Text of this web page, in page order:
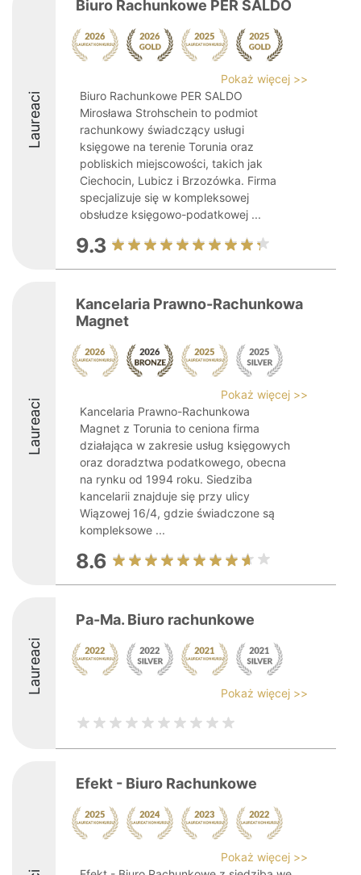
Laureaci
Biuro Rachunkowe PER SALDO
Pokaż więcej >>
Biuro Rachunkowe PER SALDO
Mirosława Strohschein to podmiot
rachunkowy świadczący usługi
księgowe na terenie Torunia oraz
pobliskich miejscowości, takich jak
Ciechocin, Lubicz i Brzozówka. Firma
specjalizuje się w kompleksowej
obsłudze księgowo-podatkowej ...
9.3
Laureaci
Kancelaria Prawno-Rachunkowa
Magnet
Pokaż więcej >>
Kancelaria Prawno-Rachunkowa
Magnet z Torunia to ceniona firma
działająca w zakresie usług księgowych
oraz doradztwa podatkowego, obecna
na rynku od 1994 roku. Siedziba
kancelarii znajduje się przy ulicy
Wiązowej 16/4, gdzie świadczone są
kompleksowe ...
8.6
Laureaci
Pa-Ma. Biuro rachunkowe
Pokaż więcej >>
Efekt - Biuro Rachunkowe
Pokaż więcej >>